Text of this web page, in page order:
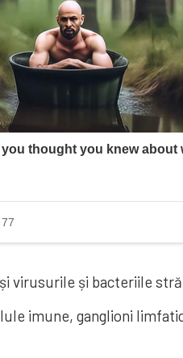
virusurile și bacteriile
imune, ganglioni